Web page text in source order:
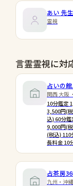
あい 先生
霊視
言霊霊視に対
占いの
関西 大阪
10分鑑定
3,500円(
込) 60分
9,000円(
(税込) 110
長料金 10
占茶房
九州・沖